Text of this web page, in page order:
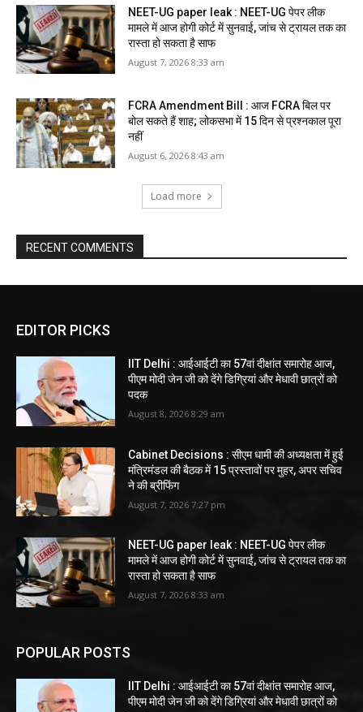
NEET-UG paper leak : NEET-UG पेपर लीक
मामले में आज होगी कोर्ट में सुनवाई, जांच से ट्रायल तक का
रास्ता हो सकता है साफ
August 7, 2026 8:33 am
FCRA Amendment Bill : आज FCRA बिल पर
बोल सकते हैं शाह; लोकसभा में 15 दिन से प्रश्नकाल पूरा
नहीं
August 6, 2026 8:43 am
Load more
RECENT COMMENTS
EDITOR PICKS
IIT Delhi : आईआईटी का 57वां दीक्षांत समारोह आज,
पीएम मोदी जेन जी को देंगे डिग्रियां और मेधावी छात्रों को
पदक
August 8, 2026 8:29 am
Cabinet Decisions : सीएम धामी की अध्यक्षता में हुई
मंत्रिमंडल की बैठक में 15 प्रस्तावों पर मुहर, अपर सचिव
ने की ब्रीफिंग
August 7, 2026 7:27 pm
NEET-UG paper leak : NEET-UG पेपर लीक
मामले में आज होगी कोर्ट में सुनवाई, जांच से ट्रायल तक का
रास्ता हो सकता है साफ
August 7, 2026 8:33 am
POPULAR POSTS
IIT Delhi : आईआईटी का 57वां दीक्षांत समारोह आज,
पीएम मोदी जेन जी को देंगे डिग्रियां और मेधावी छात्रों को